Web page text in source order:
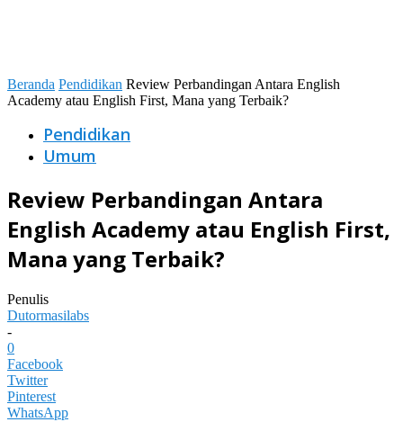
Beranda Pendidikan Review Perbandingan Antara English
Academy atau English First, Mana yang Terbaik?
Pendidikan
Umum
Review Perbandingan Antara
English Academy atau English First,
Mana yang Terbaik?
Penulis
Dutormasilabs
-
0
Facebook
Twitter
Pinterest
WhatsApp